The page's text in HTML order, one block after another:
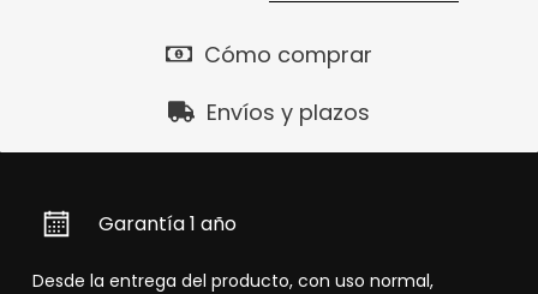
Cómo comprar
Envíos y plazos
Garantía 1 año
Desde la entrega del producto, con uso normal,